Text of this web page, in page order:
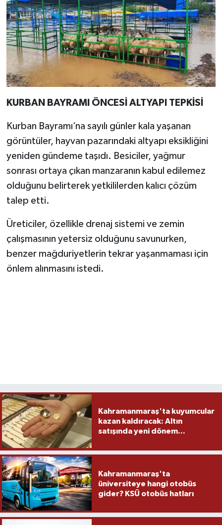
KURBAN BAYRAMI ÖNCESİ ALTYAPI TEPKİSİ
Kurban Bayramı’na sayılı günler kala yaşanan
görüntüler, hayvan pazarındaki altyapı eksikliğini
yeniden gündeme taşıdı. Besiciler, yağmur
sonrası ortaya çıkan manzaranın kabul edilemez
olduğunu belirterek yetkililerden kalıcı çözüm
talep etti.
Üreticiler, özellikle drenaj sistemi ve zemin
çalışmasının yetersiz olduğunu savunurken,
benzer mağduriyetlerin tekrar yaşanmaması için
önlem alınmasını istedi.
Kahramanmaraş'ta kuyumcular
kazan kaldıracak: Altın
satışında yeni dönem...
Kahramanmaraş'ta
üniversiteye hangi otobüs
gider? KSÜ otobüs hatları